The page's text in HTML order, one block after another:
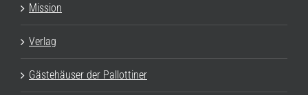
Mission
Verlag
Gästehäuser der Pallottiner